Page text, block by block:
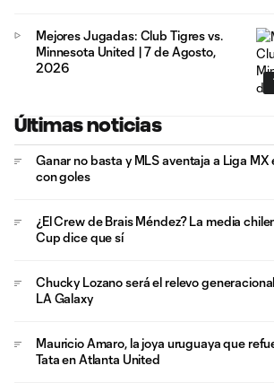
Mejores Jugadas: Club Tigres vs.
Minnesota United | 7 de Agosto,
2026
Últimas noticias
Ganar no basta y MLS aventaja a Liga
con goles
¿El Crew de Brais Méndez? La media
Cup dice que sí
Chucky Lozano será el relevo
LA Galaxy
Mauricio Amaro, la joya uruguaya que
Tata en Atlanta United